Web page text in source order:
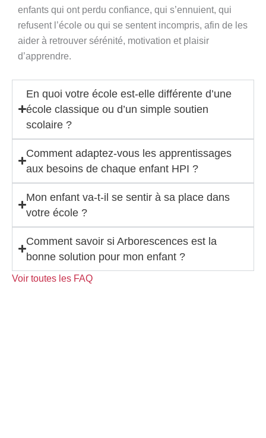
enfants qui ont perdu confiance, qui s’ennuient, qui
refusent l’école ou qui se sentent incompris, afin de les
aider à retrouver sérénité, motivation et plaisir
d’apprendre.
En quoi votre école est-elle différente d’une
école classique ou d’un simple soutien
scolaire ?
Comment adaptez-vous les apprentissages
aux besoins de chaque enfant HPI ?
Mon enfant va-t-il se sentir à sa place dans
votre école ?
Comment savoir si Arborescences est la
bonne solution pour mon enfant ?
Voir toutes les FAQ